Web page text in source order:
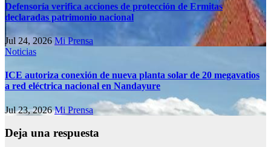
Defensoría verifica acciones de protección de Ermitas
declaradas patrimonio nacional
Jul 24, 2026Mi Prensa
Noticias
ICE autoriza conexión de nueva planta solar de 20 megavatios
a red eléctrica nacional en Nandayure
Jul 23, 2026Mi Prensa
Deja una respuesta